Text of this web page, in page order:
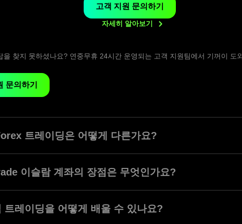
고객 지원 문의하기
자세히 알아보기
을 찾지 못하셨나요? 연중무휴 24시간 운영되는 고객 지원팀에서 기꺼이 도
문의하기
트레이딩은 어떻게 다른가요?
가 포함되어 있습니다. 누구나 플랫폼에서 진정한 스왑 프리 할랄 Forex 트
가 이슬람 Forex 계좌를 출시하였습니다. Olymptrade가 이슬람 트레이딩
브로커 대열에 합류했습니다.
이슬람 계좌의 장점은 무엇인가요?
수수료 면제
트레이딩을 어떻게 배울 수 있나요?